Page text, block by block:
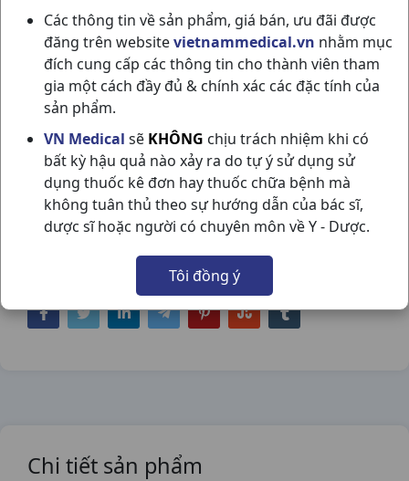
Các thông tin về sản phẩm, giá bán, ưu đãi được
đăng trên websitevietnammedical.vn nhằm mục
đích cung cấp các thông tin cho thành viên tham
gia một cách đầy đủ & chính xác các đặc tính của
sản phẩm.
VN Medical sẽ KHÔNG chịu trách nhiệm khi có
bất kỳ hậu quả nào xảy ra do tự ý sử dụng sử
dụng thuốc kê đơn hay thuốc chữa bệnh mà
không tuân thủ theo sự hướng dẫn của bác sĩ,
dược sĩ hoặc người có chuyên môn về Y - Dược.
Tôi đồng ý
VIAGRA 100MG H4VBF PFIZER
NSX:Pfizer
Nhóm hàng:Nội Tiết Tố - Phụ Khoa - Nam
Khoa,
Chia sẻ qua mạng xã hội:
Chi tiết sản phẩm